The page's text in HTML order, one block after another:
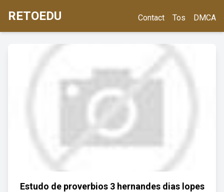
RETOEDU Contact Tos DMCA
Estudo de proverbios 3 hernandes dias lopes